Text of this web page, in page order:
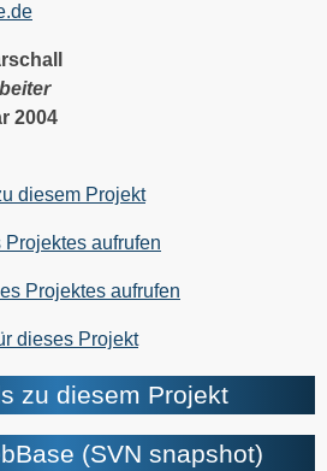
2004
diesem Projekt
aufrufen
Projektes aufrufen
dieses Projekt
zu diesem Projekt
(SVN snapshot)